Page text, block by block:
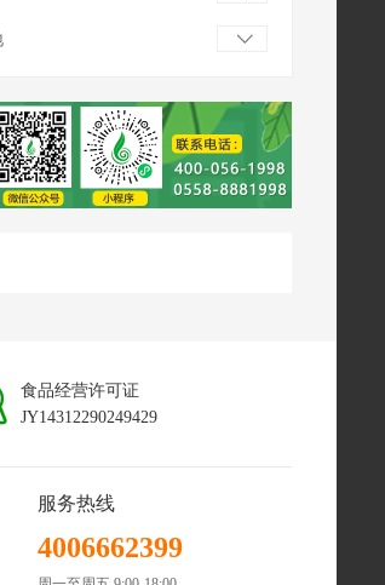

食品经营许可证
JY14312290249429
服务热线
4006662399